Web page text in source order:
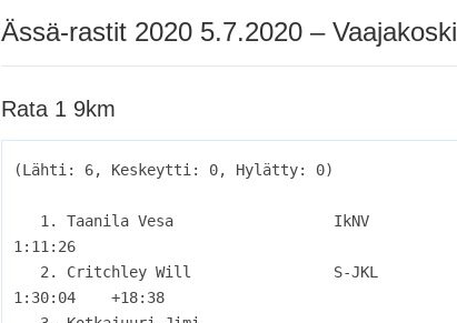
Ässä-rastit 2020 5.7.2020 – Vaajakoski
Rata 1 9km
(Lähti: 6, Keskeytti: 0, Hylätty: 0)
1:11:26
1:30:04    +18:38